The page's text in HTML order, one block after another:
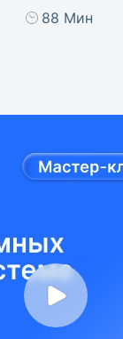
88 Мин